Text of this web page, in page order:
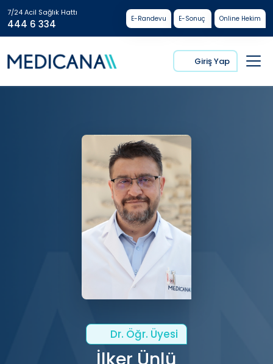
7/24 Acil Sağlık Hattı
444 6 334 E-Randevu E-Sonuç Online Hekim
Giriş Yap
Dr. Öğr. Üyesi
İlker Ünlü